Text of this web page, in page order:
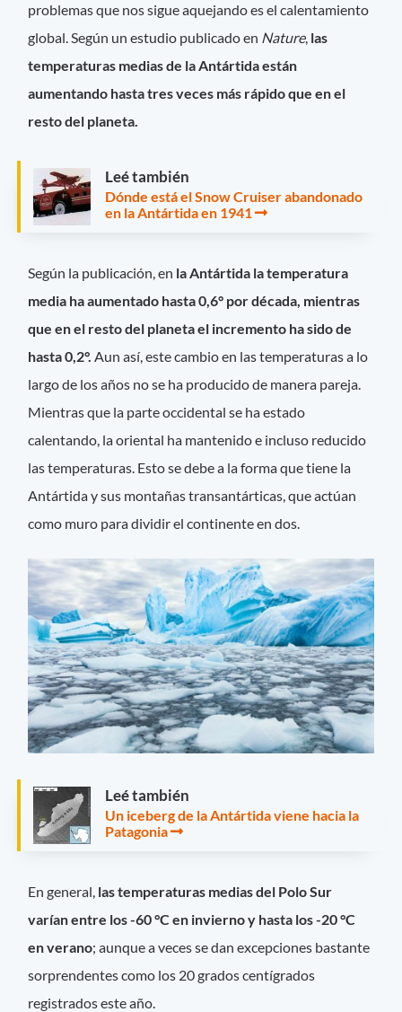
problemas que nos sigue aquejando es el calentamiento
global. Según un estudio publicado en Nature, las
temperaturas medias de la Antártida están
aumentando hasta tres veces más rápido que en el
resto del planeta.
Leé también
Dónde está el Snow Cruiser abandonado
en la Antártida en 1941
Según la publicación, en la Antártida la temperatura
media ha aumentado hasta 0,6° por década, mientras
que en el resto del planeta el incremento ha sido de
hasta 0,2°. Aun así, este cambio en las temperaturas a lo
largo de los años no se ha producido de manera pareja.
Mientras que la parte occidental se ha estado
calentando, la oriental ha mantenido e incluso reducido
las temperaturas. Esto se debe a la forma que tiene la
Antártida y sus montañas transantárticas, que actúan
como muro para dividir el continente en dos.
Leé también
Un iceberg de la Antártida viene hacia la
Patagonia
En general, las temperaturas medias del Polo Sur
varían entre los -60 °C en invierno y hasta los -20 °C
en verano; aunque a veces se dan excepciones bastante
sorprendentes como los 20 grados centígrados
registrados este año.